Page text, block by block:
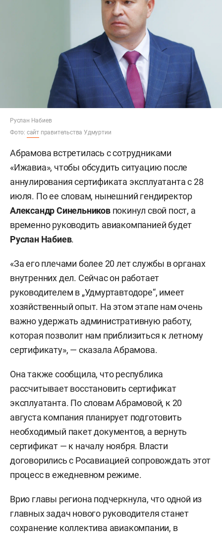
Руслан Набиев
Фото: сайт правительства Удмуртии
Абрамова встретилась с сотрудниками
«Ижавиа», чтобы обсудить ситуацию после
аннулирования сертификата эксплуатанта с 28
июля. По ее словам, нынешний гендиректор
Александр Синельниковпокинул свой пост, а
временно руководить авиакомпанией будет
Руслан Набиев.
«За его плечами более 20 лет службы в органах
внутренних дел. Сейчас он работает
руководителем в „Удмуртавтодоре“, имеет
хозяйственный опыт. На этом этапе нам очень
важно удержать административную работу,
которая позволит нам приблизиться к летному
сертификату», — сказала Абрамова.
Она также сообщила, что республика
рассчитывает восстановить сертификат
эксплуатанта. По словам Абрамовой, к 20
августа компания планирует подготовить
необходимый пакет документов, а вернуть
сертификат — к началу ноября. Власти
договорились с Росавиацией сопровождать этот
процесс в ежедневном режиме.
Врио главы региона подчеркнула, что одной из
главных задач нового руководителя станет
сохранение коллектива авиакомпании, в